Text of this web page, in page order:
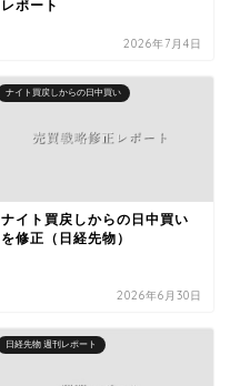
レポート
2026年7月4日
ナイト買戻しからの日中買い
ナイト買戻しからの日中買い
を修正（日経先物）
2026年6月30日
日経先物 週刊レポート